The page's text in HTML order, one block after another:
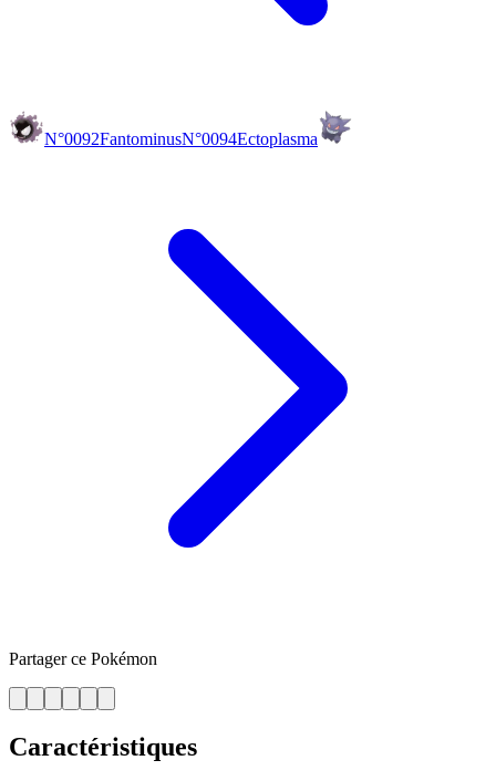
N°0092FantominusN°0094Ectoplasma
Partager ce Pokémon
Caractéristiques